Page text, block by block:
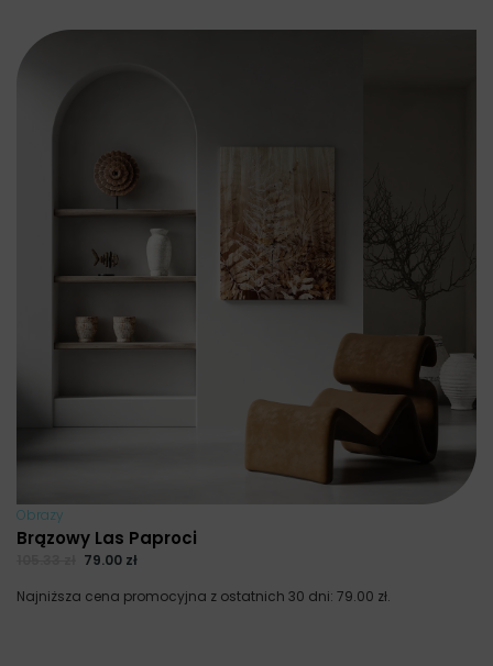
Obrazy
Brązowy Las Paproci
79.00 zł
Najniższa cena promocyjna z ostatnich 30 dni: 79.00 zł.